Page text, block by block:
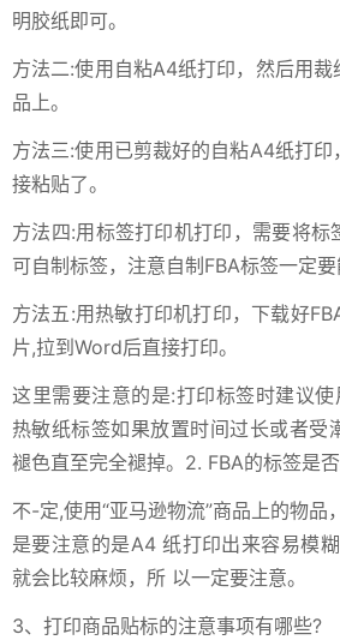
明胶纸即可。
方法二:使用自粘A4纸打印，然后用
品上。
方法三:使用已剪裁好的自粘A4纸打
接粘贴了。
方法四:用标签打印机打印，需要将标
可自制标签，注意自制FBA标签一定要
方法五:用热敏打印机打印，下载好
片,拉到Word后直接打印。
这里需要注意的是:打印标签时建议
热敏纸标签如果放置时间过长或者受
褪色直至完全褪掉。2. FBA的标签是
不-定,使用“亚马逊物流”商品上的物品
是要注意的是A4 纸打印出来容易模
就会比较麻烦，所 以一定要注意。
3、打印商品贴标的注意事项有哪些?